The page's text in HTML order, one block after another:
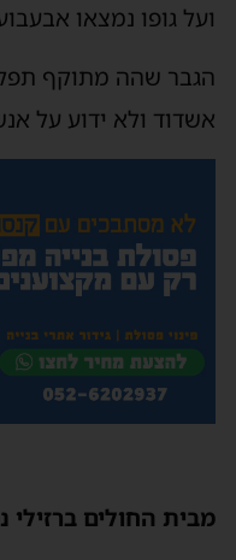
ועל גופו נמצאו
הגבר שהה מתוקף
אשדוד ולא ידוע על
מבית החולים ברזילי